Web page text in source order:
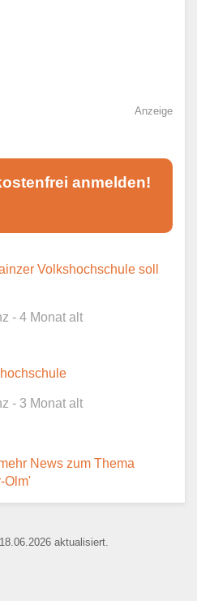
Anzeige
anmelden!
lediglich zur
und ist nicht
Volkshochschule soll
- 4 Monat alt
- 3 Monat alt
News zum Thema
Olm'
aktualisiert.